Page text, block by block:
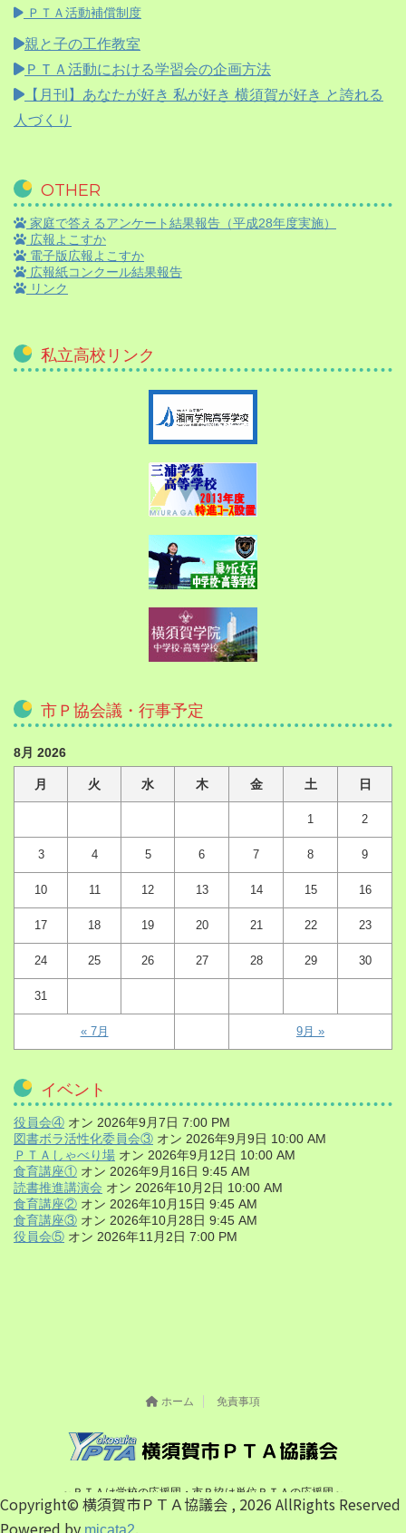
ＰＴＡ活動補償制度
親と子の工作教室
ＰＴＡ活動における学習会の企画方法
【月刊】 あなたが好き 私が好き 横須賀が好き と誇れる
人づくり
OTHER
家庭で答えるアンケート結果報告（平成28年度実施）
広報よこすか
電子版広報よこすか
広報紙コンクール結果報告
リンク
私立高校リンク
市Ｐ協会議・行事予定
8月 2026
月 火 水 木 金 土 日
1 2
3 4 5 6 7 8 9
10 11 12 13 14 15 16
17 18 19 20 21 22 23
24 25 26 27 28 29 30
31
« 7月 9月 »
イベント
役員会④ オン 2026年9月7日 7:00 PM
図書ボラ活性化委員会③ オン 2026年9月9日 10:00 AM
ＰＴＡしゃべり場 オン 2026年9月12日 10:00 AM
食育講座① オン 2026年9月16日 9:45 AM
読書推進講演会 オン 2026年10月2日 10:00 AM
食育講座② オン 2026年10月15日 9:45 AM
食育講座③ オン 2026年10月28日 9:45 AM
役員会⑤ オン 2026年11月2日 7:00 PM
ホーム 免責事項
～ＰＴＡは学校の応援団・市Ｐ協は単位ＰＴＡの応援団～
Copyright © 2026
Copyright© 横須賀市ＰＴＡ協議会 , 2026 AllRights Reserved